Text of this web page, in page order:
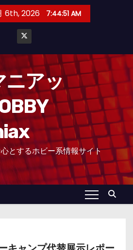
6th, 2026 7:44:54 AM
ニアッ
とするホビー系情報サイト